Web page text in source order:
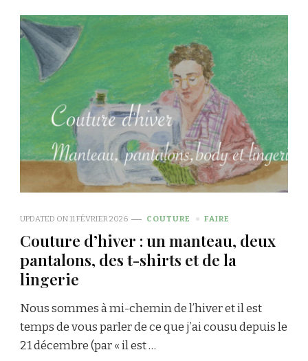
UPDATED ON11 FÉVRIER 2026 COUTURE FAIRE
Couture d’hiver : un manteau, deux
pantalons, des t-shirts et de la
lingerie
Nous sommes à mi-chemin de l’hiver et il est
temps de vous parler de ce que j’ai cousu depuis le
21 décembre (par « il est …